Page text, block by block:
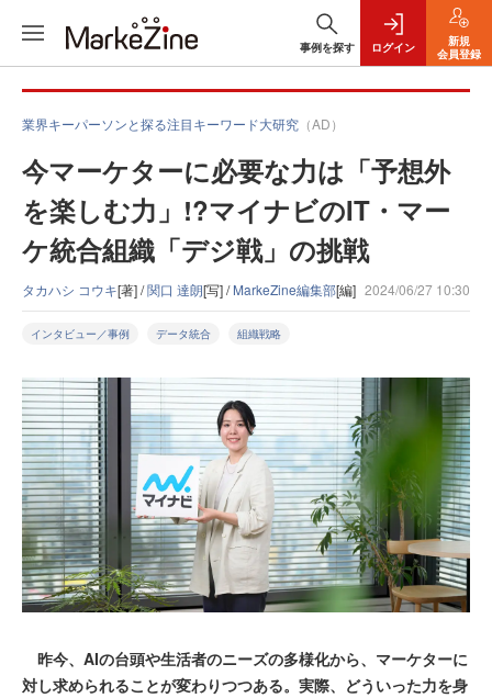
事例を探す ログイン
新規
会員登録
業界キーパーソンと探る注目キーワード大研究 （AD）
今マーケターに必要な力は「予想外
を楽しむ力」!?マイナビのIT・マー
ケ統合組織「デジ戦」の挑戦
タカハシ コウキ[著] /関口 達朗[写] /MarkeZine編集部[編] 2024/06/27 10:30
インタビュー／事例 データ統合 組織戦略
昨今、AIの台頭や生活者のニーズの多様化から、マーケターに
対し求められることが変わりつつある。実際、どういった力を身